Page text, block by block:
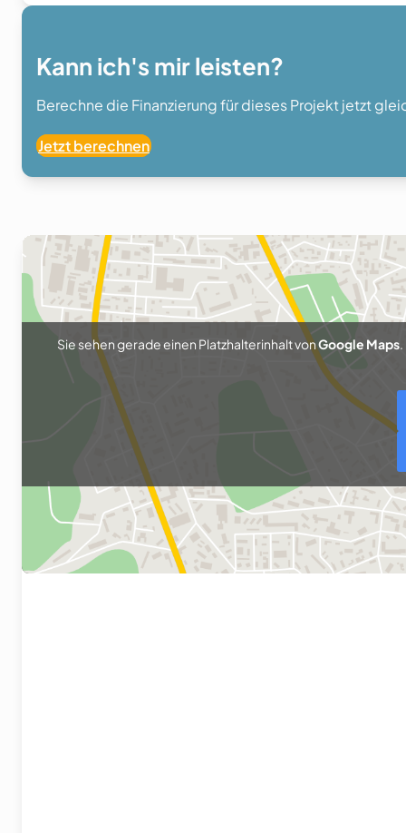
Kann ich's mir leisten?
Berechne die Finanzierung für dieses Projekt jetzt
Jetzt berechnen
Sie sehen gerade einen Platzhalterinhalt vonGoogle Maps